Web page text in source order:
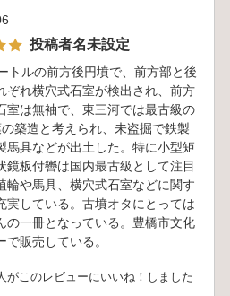
投稿者名未設定
トルの前方後円墳で、前方部と後
ぞれ横穴式石室が検出され、前方
室は無袖で、東三河では最古級の
築造と考えられ、未盗掘で鉄製
馬具などが出土した。特に小型矩
鏡板付轡は国内最古級として注目
輪や馬具、横穴式石室などに関す
実している。古墳オタにとっては
の一冊となっている。豊橋市文化
で販売している。
がこのレビューにいいね！しました